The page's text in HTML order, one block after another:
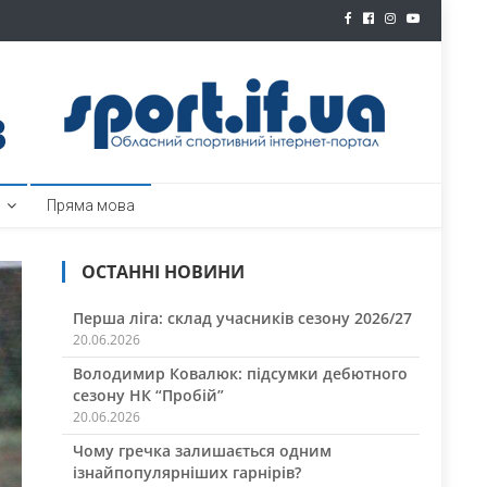
Пряма мова
ОСТАННІ НОВИНИ
Перша ліга: склад учасників сезону 2026/27
20.06.2026
Володимир Ковалюк: підсумки дебютного
сезону НК “Пробій”
20.06.2026
Чому гречка залишається одним
ізнайпопулярніших гарнірів?